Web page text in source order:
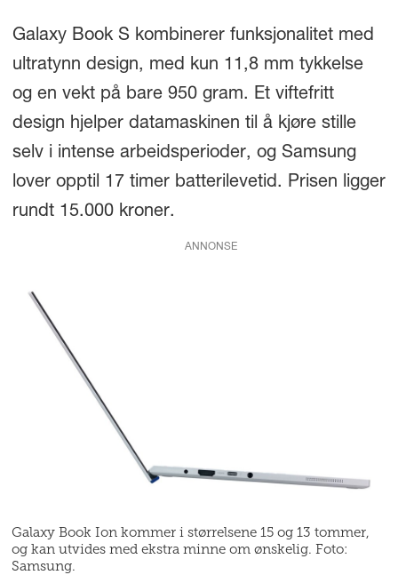
Galaxy Book S kombinerer funksjonalitet med
ultratynn design, med kun 11,8 mm tykkelse
og en vekt på bare 950 gram. Et viftefritt
design hjelper datamaskinen til å kjøre stille
selv i intense arbeidsperioder, og Samsung
lover opptil 17 timer batterilevetid. Prisen ligger
rundt 15.000 kroner.
ANNONSE
Galaxy Book Ion kommer i størrelsene 15 og 13 tommer,
og kan utvides med ekstra minne om ønskelig. Foto:
Samsung.